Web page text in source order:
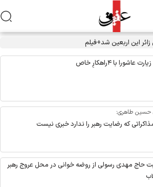
این اربعین شد+فیلم
با ۴راهکارِ خاص
حسین طاهری:
که رضایت رهبر را ندارد خبری نیست
حاج مهدی رسولی از روضه خوانی در محل عروج رهبر